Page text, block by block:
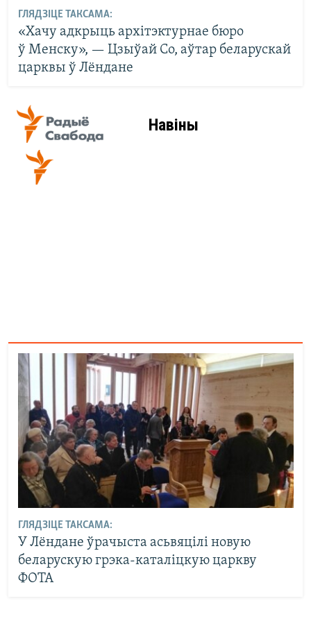
ГЛЯДЗІЦЕ ТАКСАМА:
«Хачу адкрыць архітэктурнае бюро
ў Менску», — Цзыўай Со, аўтар беларускай
царквы ў Лёндане
ГЛЯДЗІЦЕ ТАКСАМА:
У Лёндане ўрачыста асьвяцілі новую
беларускую грэка-каталіцкую царкву
ФОТА